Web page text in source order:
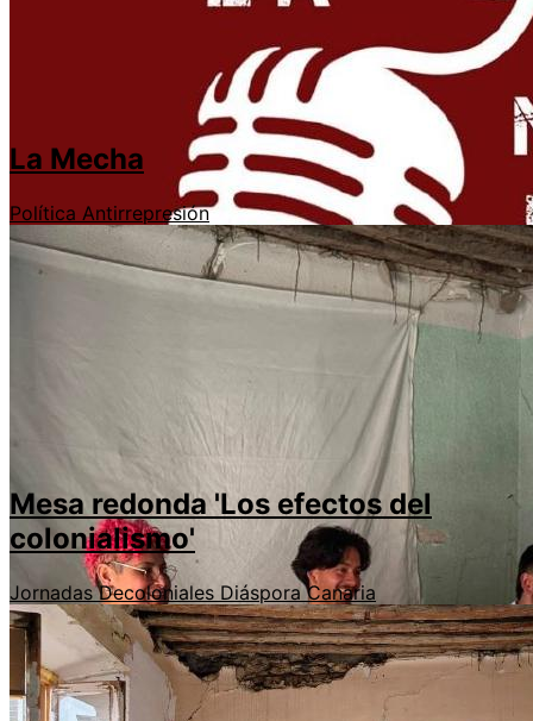
La Mecha
Política Antirrepresión
Mesa redonda 'Los efectos del
colonialismo'
Jornadas Decoloniales Diáspora Canaria